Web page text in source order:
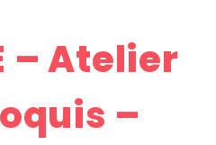
– Atelier
–